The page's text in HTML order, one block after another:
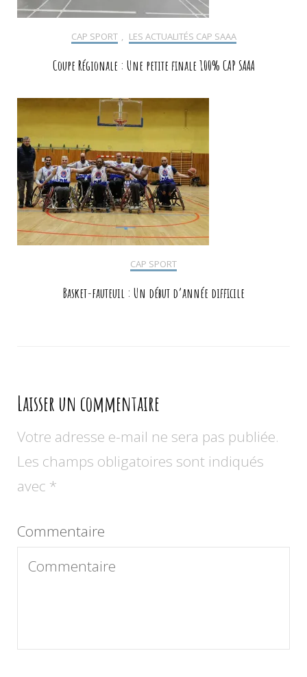
CAP SPORT LES ACTUALITÉS CAP SAAA
Coupe Régionale : Une petite finale 100% CAP SAAA
CAP SPORT
Basket-fauteuil : Un début d’année difficile
Laisser un commentaire
Votre adresse e-mail ne sera pas publiée.
Les champs obligatoires sont indiqués
avec *
Commentaire